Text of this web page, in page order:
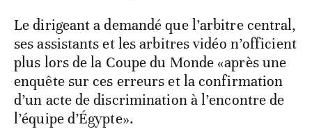
Le dirigeant a demandé que l’arbitre central,
ses assistants et les arbitres vidéo n’officient
plus lors de la Coupe du Monde «après une
enquête sur ces erreurs et la confirmation
d’un acte de discrimination à l’encontre de
l’équipe d’Égypte».